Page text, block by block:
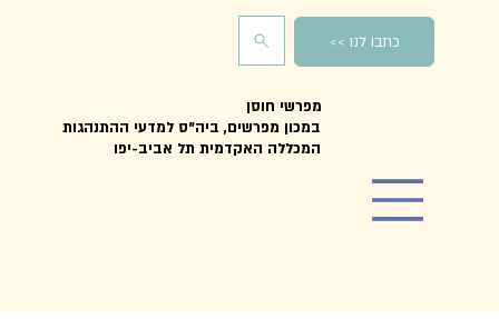
מפרשי חוסן
במכון מפרשים, ביה"ס למדעי ההתנהגות
המכללה האקדמית תל אביב-יפו
כתבו לנו >>